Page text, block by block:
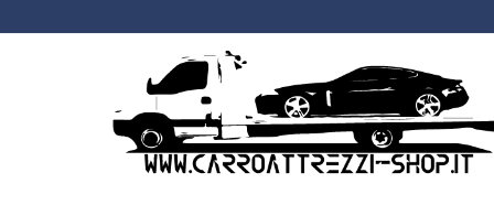
to